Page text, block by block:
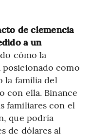
de clemencia
a un
cómo la
como
la familia del
con ella. Binance
familiares con el
que podría
de dólares al